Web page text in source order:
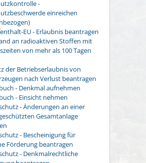
-
einreichen
EU - Erlaubnis beantragen
an radioaktiven Stoffen mit
von mehr als 100 Tagen
der Betriebserlaubnis von
nach Verlust beantragen
- Denkmal aufnehmen
- Einsicht nehmen
- Änderungen an einer
Gesamtanlage
- Bescheinigung für
Förderung beantragen
- Denkmalrechtliche